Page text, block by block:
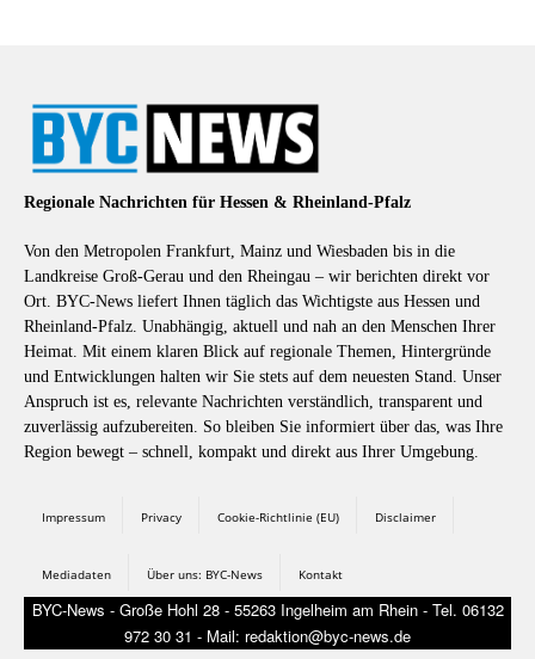
Regionale Nachrichten für Hessen & Rheinland-Pfalz
Von den Metropolen Frankfurt, Mainz und Wiesbaden bis in die
Landkreise Groß-Gerau und den Rheingau – wir berichten direkt vor
Ort. BYC-News liefert Ihnen täglich das Wichtigste aus Hessen und
Rheinland-Pfalz. Unabhängig, aktuell und nah an den Menschen Ihrer
Heimat. Mit einem klaren Blick auf regionale Themen, Hintergründe
und Entwicklungen halten wir Sie stets auf dem neuesten Stand. Unser
Anspruch ist es, relevante Nachrichten verständlich, transparent und
zuverlässig aufzubereiten. So bleiben Sie informiert über das, was Ihre
Region bewegt – schnell, kompakt und direkt aus Ihrer Umgebung.
Impressum Privacy Cookie-Richtlinie (EU) Disclaimer
Mediadaten Über uns: BYC-News Kontakt
BYC-News - Große Hohl 28 - 55263 Ingelheim am Rhein - Tel. 06132
972 30 31 - Mail: redaktion@byc-news.de